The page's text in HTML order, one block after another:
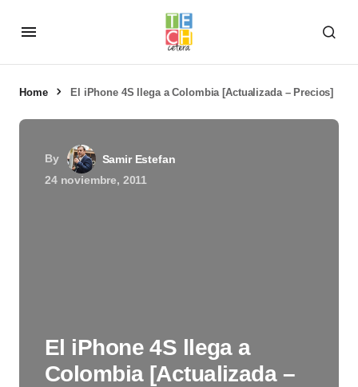
Home El iPhone 4S llega a Colombia [Actualizada – Precios]
By
Samir Estefan
24 noviembre, 2011
El iPhone 4S llega a
Colombia [Actualizada –